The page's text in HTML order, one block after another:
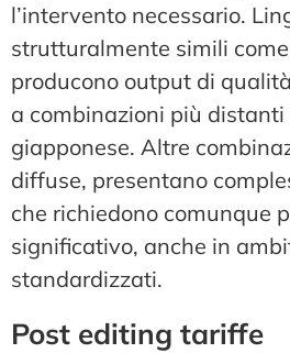
l’intervento necessario.
strutturalmente simili
producono output di
a combinazioni più
giapponese. Altre
diffuse, presentano
che richiedono comunque
significativo, anche in
standardizzati.
Post editing tariffe